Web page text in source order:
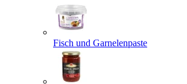
Fisch und Garnelenpaste